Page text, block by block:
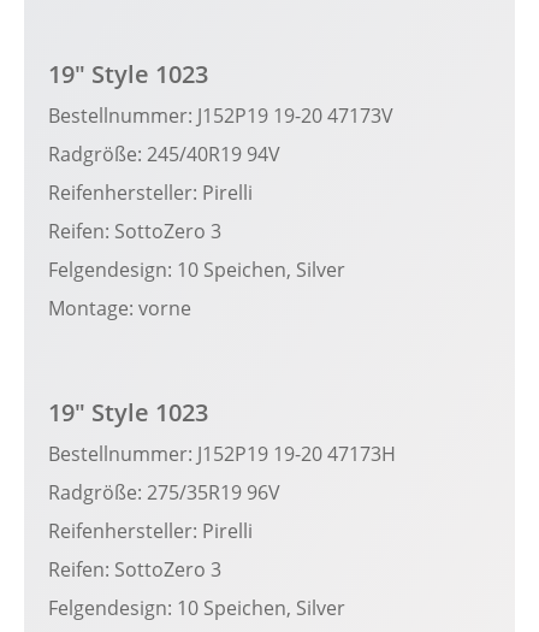
19" Style 1023
Bestellnummer: J152P19 19-20 47173V
Radgröße: 245/40R19 94V
Reifenhersteller: Pirelli
Reifen: SottoZero 3
Felgendesign: 10 Speichen, Silver
Montage: vorne
19" Style 1023
Bestellnummer: J152P19 19-20 47173H
Radgröße: 275/35R19 96V
Reifenhersteller: Pirelli
Reifen: SottoZero 3
Felgendesign: 10 Speichen, Silver